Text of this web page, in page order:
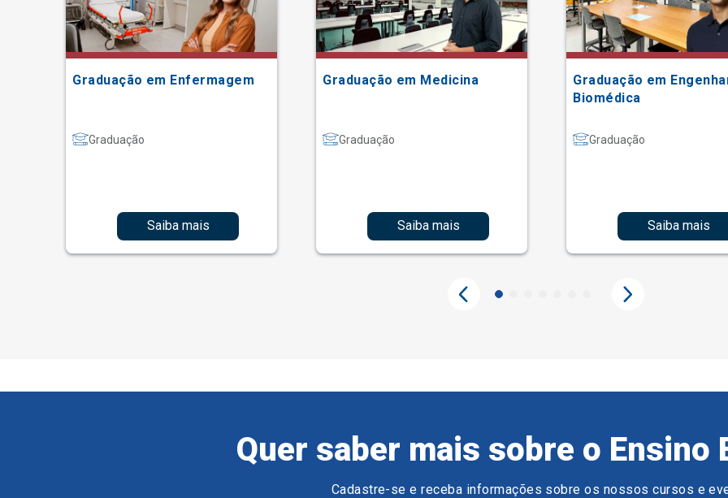
Graduação em Enfermagem
Graduação
Saiba mais
Graduação em Medicina
Graduação
Saiba mais
Graduação em
Biomédica
Graduação
Saiba mais
Quer saber mais sobre o Ensino
Cadastre-se e receba informações sobre os nossos cursos e